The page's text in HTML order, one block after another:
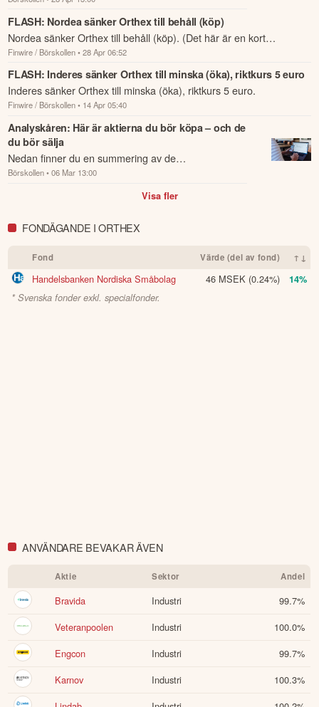
As the industry faces increasingly turbulent conditions, I would like to
thank our personnel, partners and suppliers for their strong
commitment, flexibility and swift reactions in managing these fast-
changing and unpredictable circumstances. I would especially like to
thank our commercial teams for many interesting new products and for
the strong efforts in increasing our distribution and presence in retailers
and stores across Europe.
Denna summering har tagits fram med hjälp av AI och kan
därför innehålla förenklingar eller sakna viss information.
Innehållet ska inte ses som investeringsråd eller personlig
rådgivning. Ta alltid del av bolagets fullständiga kvartalsrapport
innan du fattar investeringsbeslut. Historisk avkastning är ingen
garanti för framtida avkastning.
Skulle du upptäcka fel eller
Öppna rapport (PDF)
som har rapporterats om idag den 28 april.
FLASH: Nordea sänker Orthex till behåll (köp)
Nordea sänker Orthex till behåll (köp). (Det här är en kort
nyhetsflash som inte innehåller mer information än ovan.
Finwire / Börskollen • 28 Apr 06:52
FLASH: Inderes sänker Orthex till minska (öka), riktkurs 5 euro
Inderes sänker Orthex till minska (öka), riktkurs 5 euro.
Finwire / Börskollen • 14 Apr 05:40
Analyskåren: Här är aktierna du bör köpa – och de
du bör sälja
Nedan finner du en summering av de
analysrekommendationer och riktkursförändringar
som har rapporterats om idag den 6 mars.
Börskollen • 06 Mar 13:00
Visa fler
FONDÄGANDE I ORTHEX
Fond Värde (del av fond) ↑↓
Handelsbanken Nordiska Småbolag 46 MSEK (0.24%)
14%
* Svenska fonder exkl. specialfonder.
ANVÄNDARE BEVAKAR ÄVEN
Aktie Sektor Andel
Bravida Industri 99.7%
Veteranpoolen
Industri 100.0%
Engcon
Industri 99.7%
Karnov
Industri 100.3%